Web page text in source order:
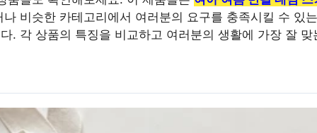
나 비슷한 카테고리에서 여러분의 요구를 충족시킬 수 있
. 각 상품의 특징을 비교하고 여러분의 생활에 가장 잘 맞